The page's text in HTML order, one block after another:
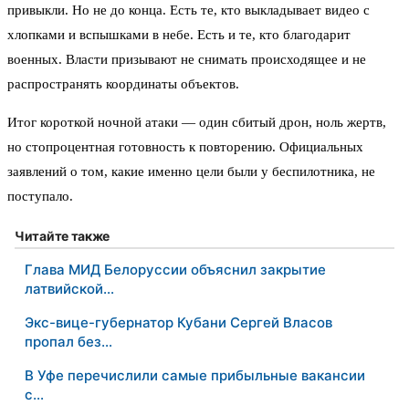
привыкли. Но не до конца. Есть те, кто выкладывает видео с
хлопками и вспышками в небе. Есть и те, кто благодарит
военных. Власти призывают не снимать происходящее и не
распространять координаты объектов.
Итог короткой ночной атаки — один сбитый дрон, ноль жертв,
но стопроцентная готовность к повторению. Официальных
заявлений о том, какие именно цели были у беспилотника, не
поступало.
Читайте также
Глава МИД Белоруссии объяснил закрытие
латвийской…
Экс-вице-губернатор Кубани Сергей Власов
пропал без…
В Уфе перечислили самые прибыльные вакансии
с…